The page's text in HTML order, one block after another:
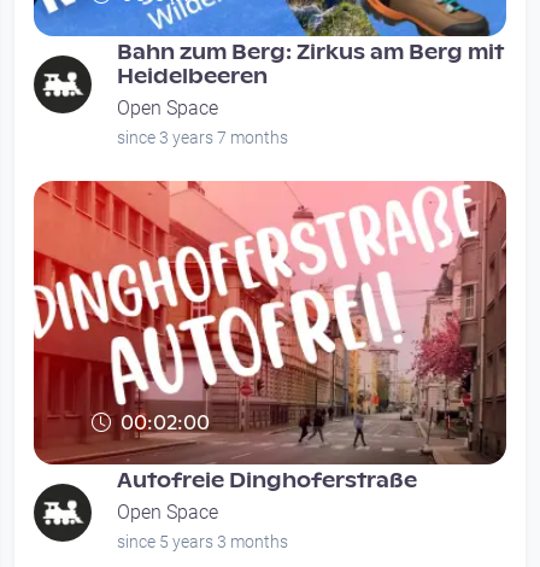
Bahn zum Berg: Zirkus am Berg mit
Heidelbeeren
Open Space
since 3 years 7 months
00:02:00
Autofreie Dinghoferstraße
Open Space
since 5 years 3 months